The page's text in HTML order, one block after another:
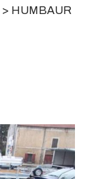
> HUMBAUR